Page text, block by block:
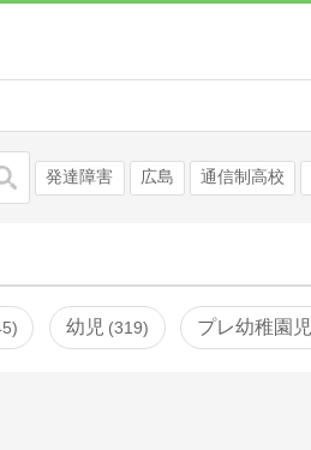
検索 発達障害 広島 通信制高校
幼児 319 プレ幼稚園児